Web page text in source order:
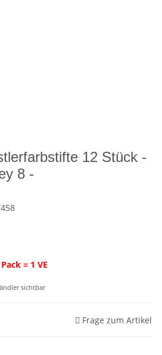
12 Stück -
8 -
= 1 VE
sichtbar
Frage zum Artikel